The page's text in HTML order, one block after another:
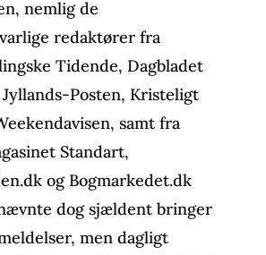
nemlig de
redaktører fra
Tidende, Dagbladet
Posten, Kristeligt
samt fra
Standart,
og Bogmarkedet.dk
dog sjældent bringer
men dagligt